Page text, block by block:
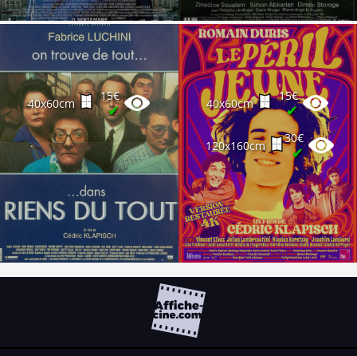
40x60cm
15€
✔ 40x60cm
15€
✔
120x160cm
30€
✔